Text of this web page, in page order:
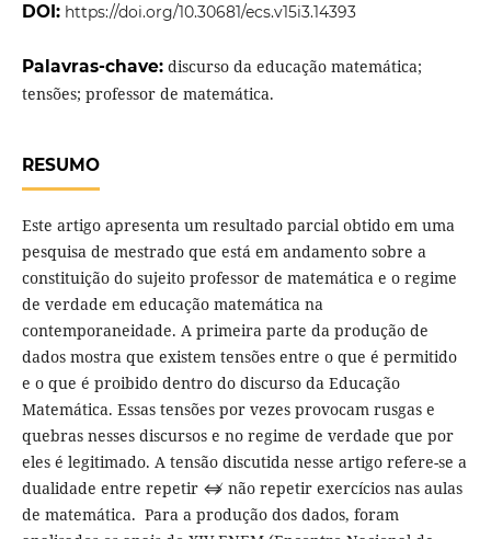
DOI: https://doi.org/10.30681/ecs.v15i3.14393
Palavras-chave: discurso da educação matemática;
tensões; professor de matemática.
RESUMO
Este artigo apresenta um resultado parcial obtido em uma
pesquisa de mestrado que está em andamento sobre a
constituição do sujeito professor de matemática e o regime
de verdade em educação matemática na
contemporaneidade. A primeira parte da produção de
dados mostra que existem tensões entre o que é permitido
e o que é proibido dentro do discurso da Educação
Matemática. Essas tensões por vezes provocam rusgas e
quebras nesses discursos e no regime de verdade que por
eles é legitimado. A tensão discutida nesse artigo refere-se a
dualidade entre repetir ⇎ não repetir exercícios nas aulas
de matemática. Para a produção dos dados, foram